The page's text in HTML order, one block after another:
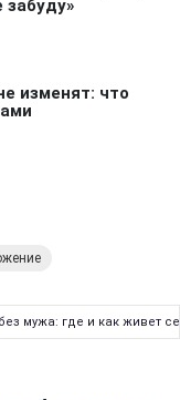
мужа: где и как живет